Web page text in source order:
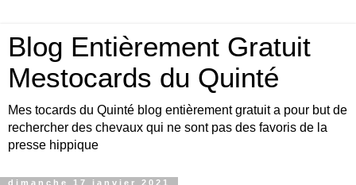
Blog Entièrement Gratuit
Mestocards du Quinté
Mes tocards du Quinté blog entièrement gratuit a pour but de
rechercher des chevaux qui ne sont pas des favoris de la
presse hippique
dimanche 17 janvier 2021